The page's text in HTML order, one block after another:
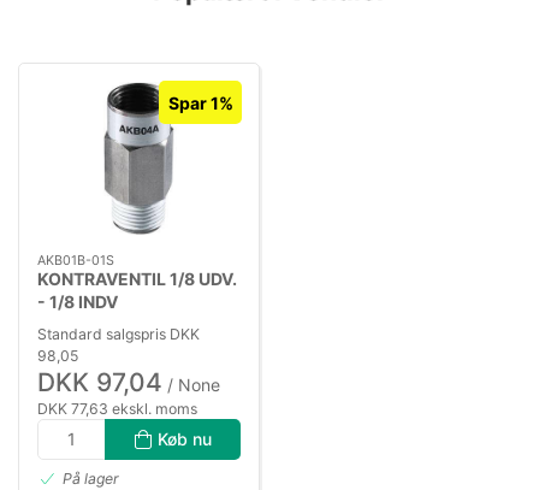
Spar 1%
AKB01B-01S
KONTRAVENTIL 1/8 UDV.
- 1/8 INDV
Standard salgspris DKK
98,05
DKK 97,04 / None
DKK 77,63 ekskl. moms
Køb nu
På lager